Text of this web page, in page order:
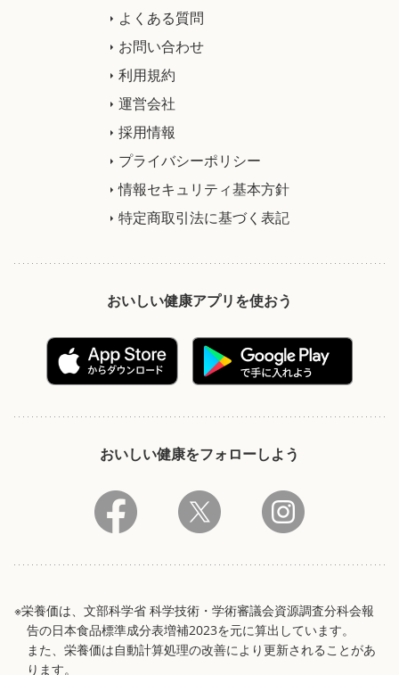
よくある質問
お問い合わせ
利用規約
運営会社
採用情報
プライバシーポリシー
情報セキュリティ基本方針
特定商取引法に基づく表記
おいしい健康アプリを使おう
おいしい健康をフォローしよう
※栄養価は、文部科学省 科学技術・学術審議会資源調査分科会報
告の日本食品標準成分表増補2023を元に算出しています。
また、栄養価は自動計算処理の改善により更新されることがあ
ります。